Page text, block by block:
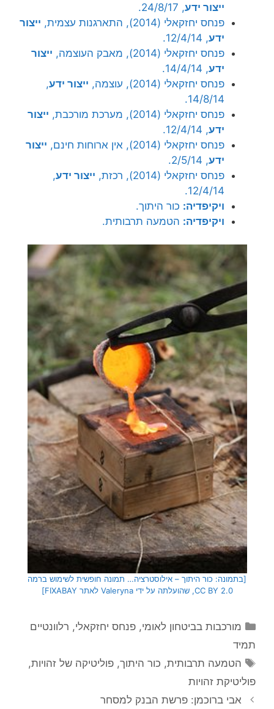
ייצור ידע, 24/8/17.
פנחס יחזקאלי (2014), התארגנות עצמית,
ייצור
ידע, 12/4/14.
פנחס יחזקאלי (2014), מאבק העוצמה,
ייצור
ידע, 14/4/14.
פנחס יחזקאלי (2014), עוצמה,
ייצור ידע,
14/8/14.
פנחס יחזקאלי (2014), מערכת מורכבת,
ייצור
ידע, 12/4/14.
פנחס יחזקאלי (2014), אין ארוחות חינם,
ייצור
ידע, 2/5/14.
פנחס יחזקאלי (2014), רכזת,
ייצור ידע,
12/4/14.
ויקיפדיה: כור היתוך.
ויקיפדיה: הטמעה תרבותית.
[בתמונה: כור היתוך – אילוסטרציה… תמונה חופשית לשימוש ברמה
CC BY 2.0, שהועלתה על ידי Valeryna לאתר FIXABAY]
קטגוריות
מורכבות בביטחון לאומי,פנחס יחזקאלי, רלוונטיים
תמיד
תגיות
הטמעה תרבותית, כור היתוך,פוליטיקה של זהויות,
פוליטיקת זהויות
אבי ברוכמן: פרשת הבנק למסחר